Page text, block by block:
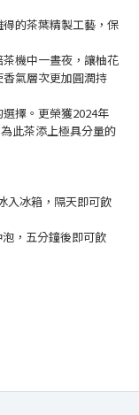
的茶葉精製工藝，保
機中一晝夜，讓柚花
氣層次更加圓潤持
擇。更榮獲2024年
此茶添上極具分量的
入冰箱，隔天即可飲
，五分鐘後即可飲